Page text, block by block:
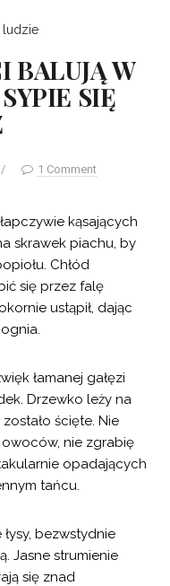
ludzie
BALUJĄ W
SIĘ
/ 1 Comment
kąsających
skrawek piachu, by
Chłód
się przez falę
ustąpił, dając
łamanej gałęzi
Drzewko leży na
ścięte. Nie
nie zgrabię
opadających
tańcu.
bezwstydnie
Jasne strumienie
się znad